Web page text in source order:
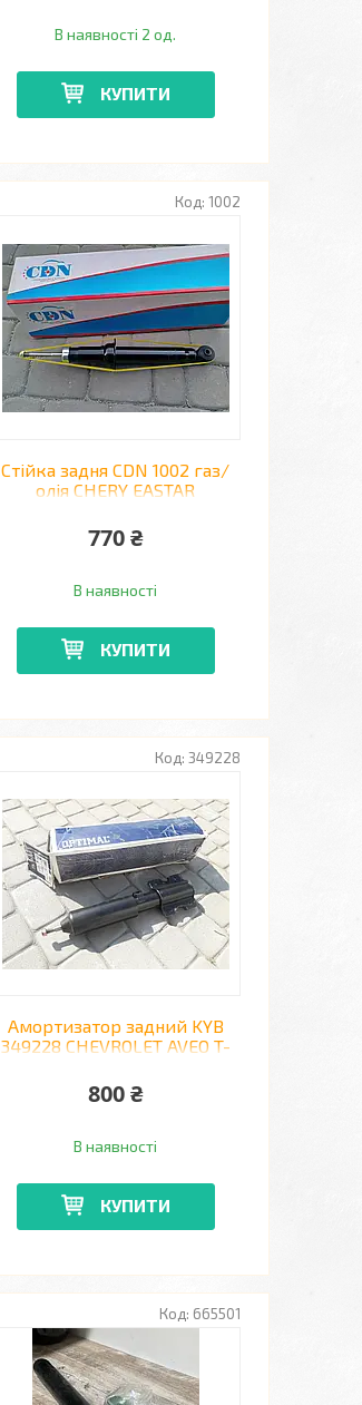
В наявності 2 од.
КУПИТИ
1002
Стійка задня CDN 1002 газ/
олія CHERY EASTAR
770 ₴
В наявності
КУПИТИ
349228
Амортизатор задний KYB
349228 CHEVROLET AVEO T-
800 ₴
В наявності
КУПИТИ
665501